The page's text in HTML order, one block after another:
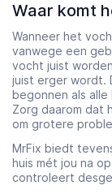
Waar komt
Wanneer het
vanwege een
vocht juist
juist erger wordt.
begonnen als
Zorg daarom dat
om grotere
MrFix biedt
huis mét jou na
controleert